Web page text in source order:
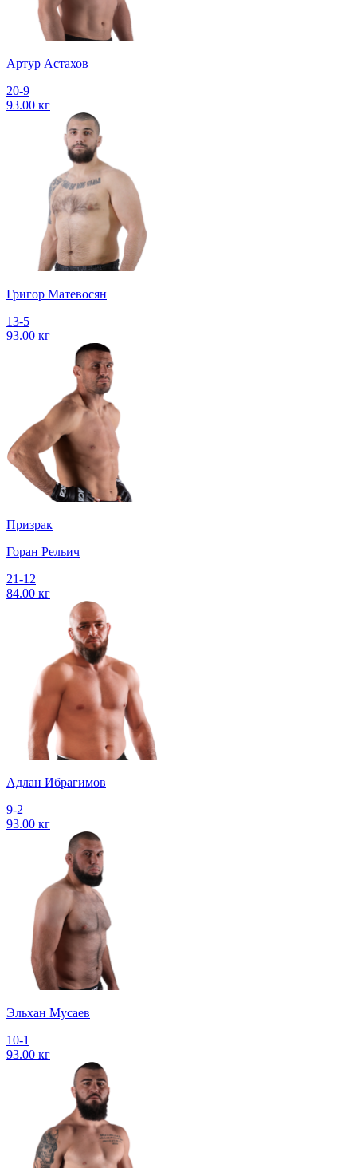
Артур Астахов
20-9
93.00 кг
Григор Матевосян
13-5
93.00 кг
Призрак
Горан Рельич
21-12
84.00 кг
Адлан Ибрагимов
9-2
93.00 кг
Эльхан Мусаев
10-1
93.00 кг